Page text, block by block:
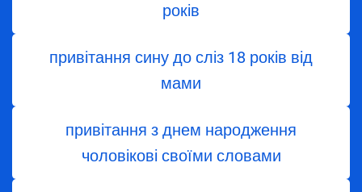
років
привітання сину до сліз 18 років від
мами
привітання з днем народження
чоловікові своїми словами